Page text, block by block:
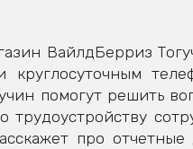
ВайлдБерриз
круглосуточным
помогут решить
трудоустройству
про